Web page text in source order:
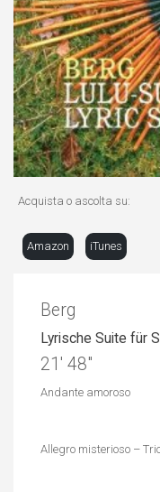
Acquista o ascolta su:
Amazon iTunes
Berg
Lyrische Suite für
21′ 48″
Andante amoroso
Allegro misterioso –